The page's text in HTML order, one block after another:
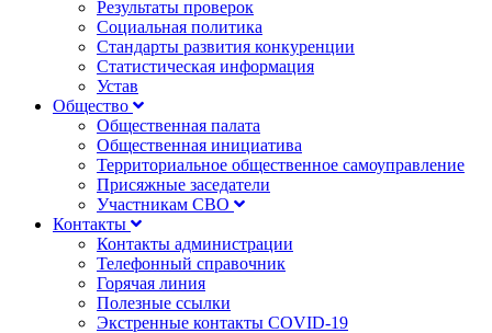
Результаты проверок
Социальная политика
Стандарты развития конкуренции
Статистическая информация
Устав
Общество
Общественная палата
Общественная инициатива
Территориальное общественное самоуправление
Присяжные заседатели
Участникам СВО
Контакты
Контакты администрации
Телефонный справочник
Горячая линия
Полезные ссылки
Экстренные контакты COVID-19